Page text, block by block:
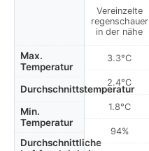
Max.
Temperatur
Durchschnittstemperatur
Min.
Temperatur
Durchschnittliche
Vereinzelte
regenschauer
in der nähe
3.3°C
2.4°C
1.8°C
94%